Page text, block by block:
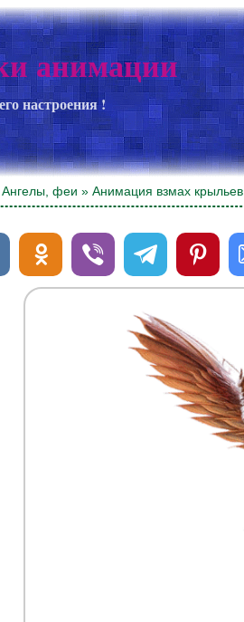
анимации
настроения !
Ангелы, феи » Анимация взмах крыльев